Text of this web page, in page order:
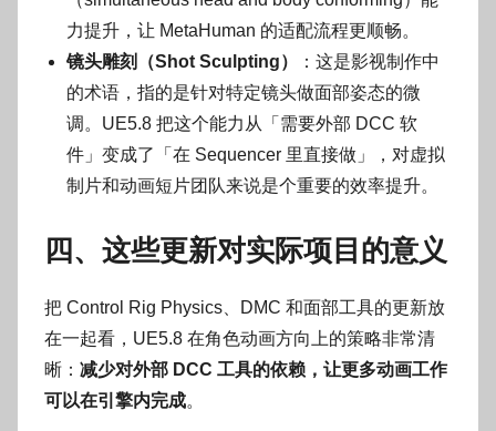
力提升，让 MetaHuman 的适配流程更顺畅。
镜头雕刻（Shot Sculpting）
：这是影视制作中
的术语，指的是针对特定镜头做面部姿态的微
调。UE5.8 把这个能力从「需要外部 DCC 软
件」变成了「在 Sequencer 里直接做」，对虚拟
制片和动画短片团队来说是个重要的效率提升。
四、这些更新对实际项目的意义
把 Control Rig Physics、DMC 和面部工具的更新放
在一起看，UE5.8 在角色动画方向上的策略非常清
晰： 减少对外部 DCC 工具的依赖，让更多动画工作
可以在引擎内完成。